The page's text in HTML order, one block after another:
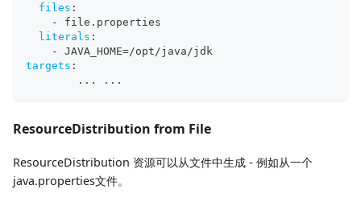
files :
-
file.properties
literals :
-
JAVA_HOME=/opt/java/jdk
targets :
...
...
ResourceDistribution from File
ResourceDistribution 资源可以从文件中生成 - 例如从一个
java.properties文件。